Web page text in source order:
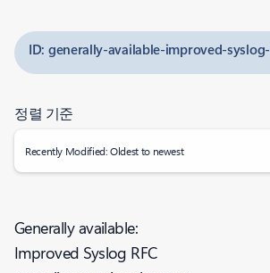
ID: generally-available-improved-
정렬 기준
Recently Modified: Oldest to newest
Generally available:
Improved Syslog RFC